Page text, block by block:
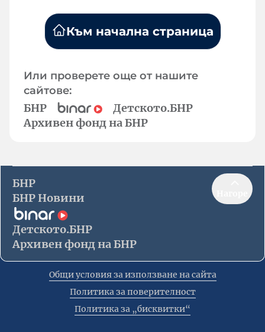
Към начална страница
Или проверете още от нашите
сайтове:
БНР
Детското.БНР
Архивен фонд на БНР
БНР
БНР Новини
Детското.БНР
Архивен фонд на БНР
Общи условия за използване на сайта
Политика за поверителност
Политика за „бисквитки“